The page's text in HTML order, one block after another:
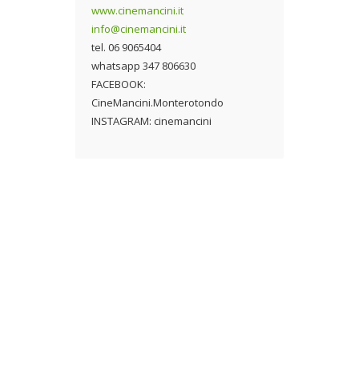
www.cinemancini.it
info@cinemancini.it
tel. 06 9065404
whatsapp 347 806630
FACEBOOK:
CineMancini.Monterotondo
INSTAGRAM: cinemancini